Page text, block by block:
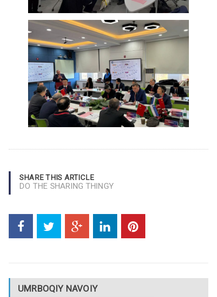
SHARE THIS ARTICLE
DO THE SHARING THINGY
UMRBOQIY NAVOIY